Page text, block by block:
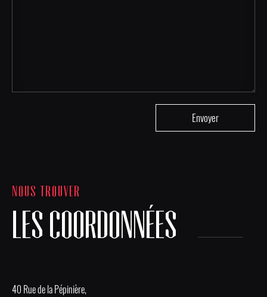
NOUS TROUVER
LES COORDONNÉES
40 Rue de la Pépinière,